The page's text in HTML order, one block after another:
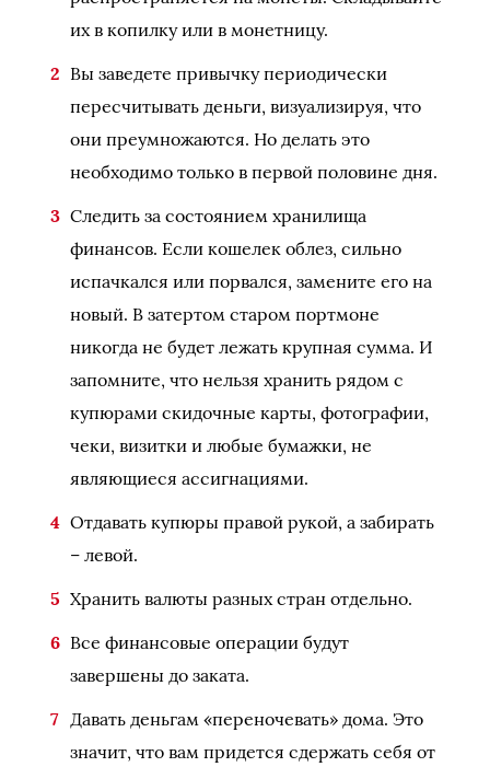
их в копилку или в монетницу.
Вы заведете привычку периодически
пересчитывать деньги, визуализируя, что
они преумножаются. Но делать это
необходимо только в первой половине дня.
Следить за состоянием хранилища
финансов. Если кошелек облез, сильно
испачкался или порвался, замените его на
новый. В затертом старом портмоне
никогда не будет лежать крупная сумма. И
запомните, что нельзя хранить рядом с
купюрами скидочные карты, фотографии,
чеки, визитки и любые бумажки, не
являющиеся ассигнациями.
Отдавать купюры правой рукой, а забирать
– левой.
Хранить валюты разных стран отдельно.
Все финансовые операции будут
завершены до заката.
Давать деньгам «переночевать» дома. Это
значит, что вам придется сдержать себя от